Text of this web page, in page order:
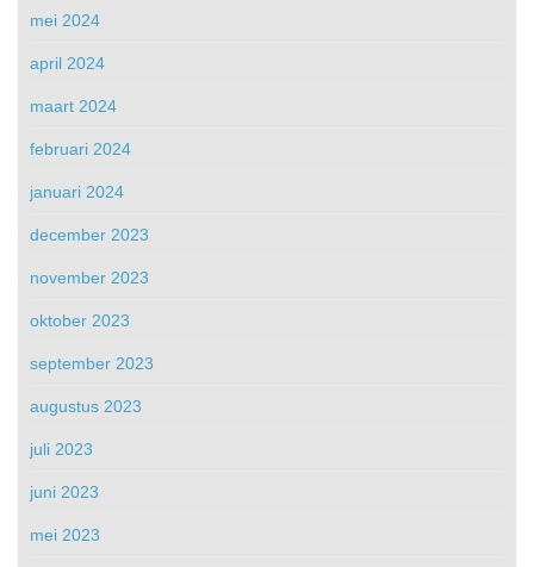
mei 2024
april 2024
maart 2024
februari 2024
januari 2024
december 2023
november 2023
oktober 2023
september 2023
augustus 2023
juli 2023
juni 2023
mei 2023